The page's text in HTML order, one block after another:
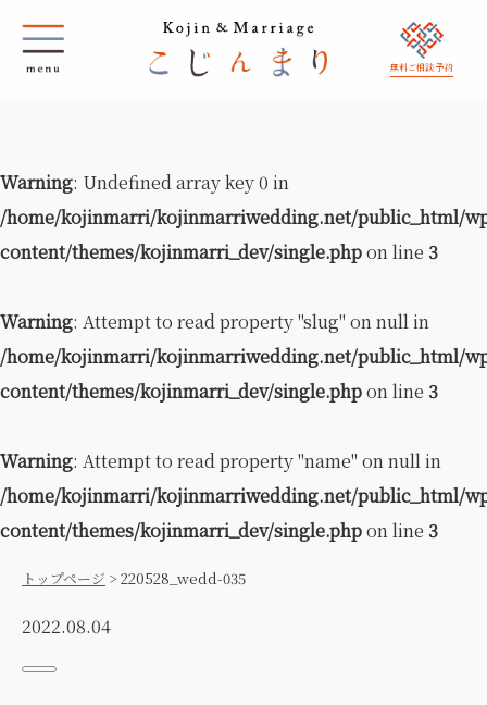
無料ご相談 予約
Warning: Undefined array key 0 in
/home/kojinmarri/kojinmarriwedding.net/public_html/
content/themes/kojinmarri_dev/single.phpon line 3
Warning: Attempt to read property "slug" on null in
/home/kojinmarri/kojinmarriwedding.net/public_html/
content/themes/kojinmarri_dev/single.phpon line 3
Warning: Attempt to read property "name" on null in
/home/kojinmarri/kojinmarriwedding.net/public_html/
content/themes/kojinmarri_dev/single.phpon line 3
トップページ > 220528_wedd-035
2022.08.04